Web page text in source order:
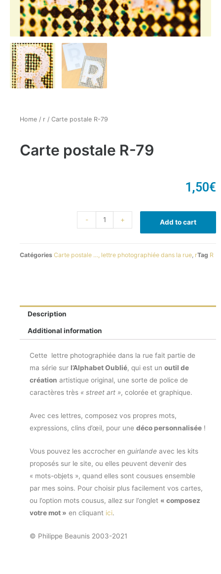
Home / r / Carte postale R-79
Carte postale R-79
1,50€
- + Add to cart
Catégories Carte postale …, lettre photographiée dans la rue rTag R
Description
Additional information
Cette lettre photographiée dans la rue fait partie de
ma série sur l’Alphabet Oublié, qui est un outil de
création artistique original, une sorte de police de
caractères très « street art », colorée et graphique.
Avec ces lettres, composez vos propres mots,
expressions, clins d’œil, pour une déco personnalisée !
Vous pouvez les accrocher en guirlande avec les kits
proposés sur le site, ou elles peuvent devenir des
« mots-objets », quand elles sont cousues ensemble
par mes soins. Pour choisir plus facilement vos cartes,
ou l’option mots cousus, allez sur l’onglet « composez
votre mot » en cliquant ici.
© Philippe Beaunis 2003-2021